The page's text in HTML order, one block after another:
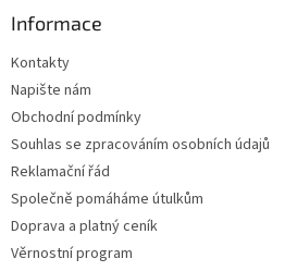
Informace
Kontakty
Napište nám
Obchodní podmínky
Souhlas se zpracováním osobních údajů
Reklamační řád
Společně pomáháme útulkům
Doprava a platný ceník
Věrnostní program